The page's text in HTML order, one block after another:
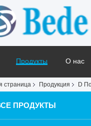
Продукты О нас
страница Продукция D
ПРОДУКТЫ